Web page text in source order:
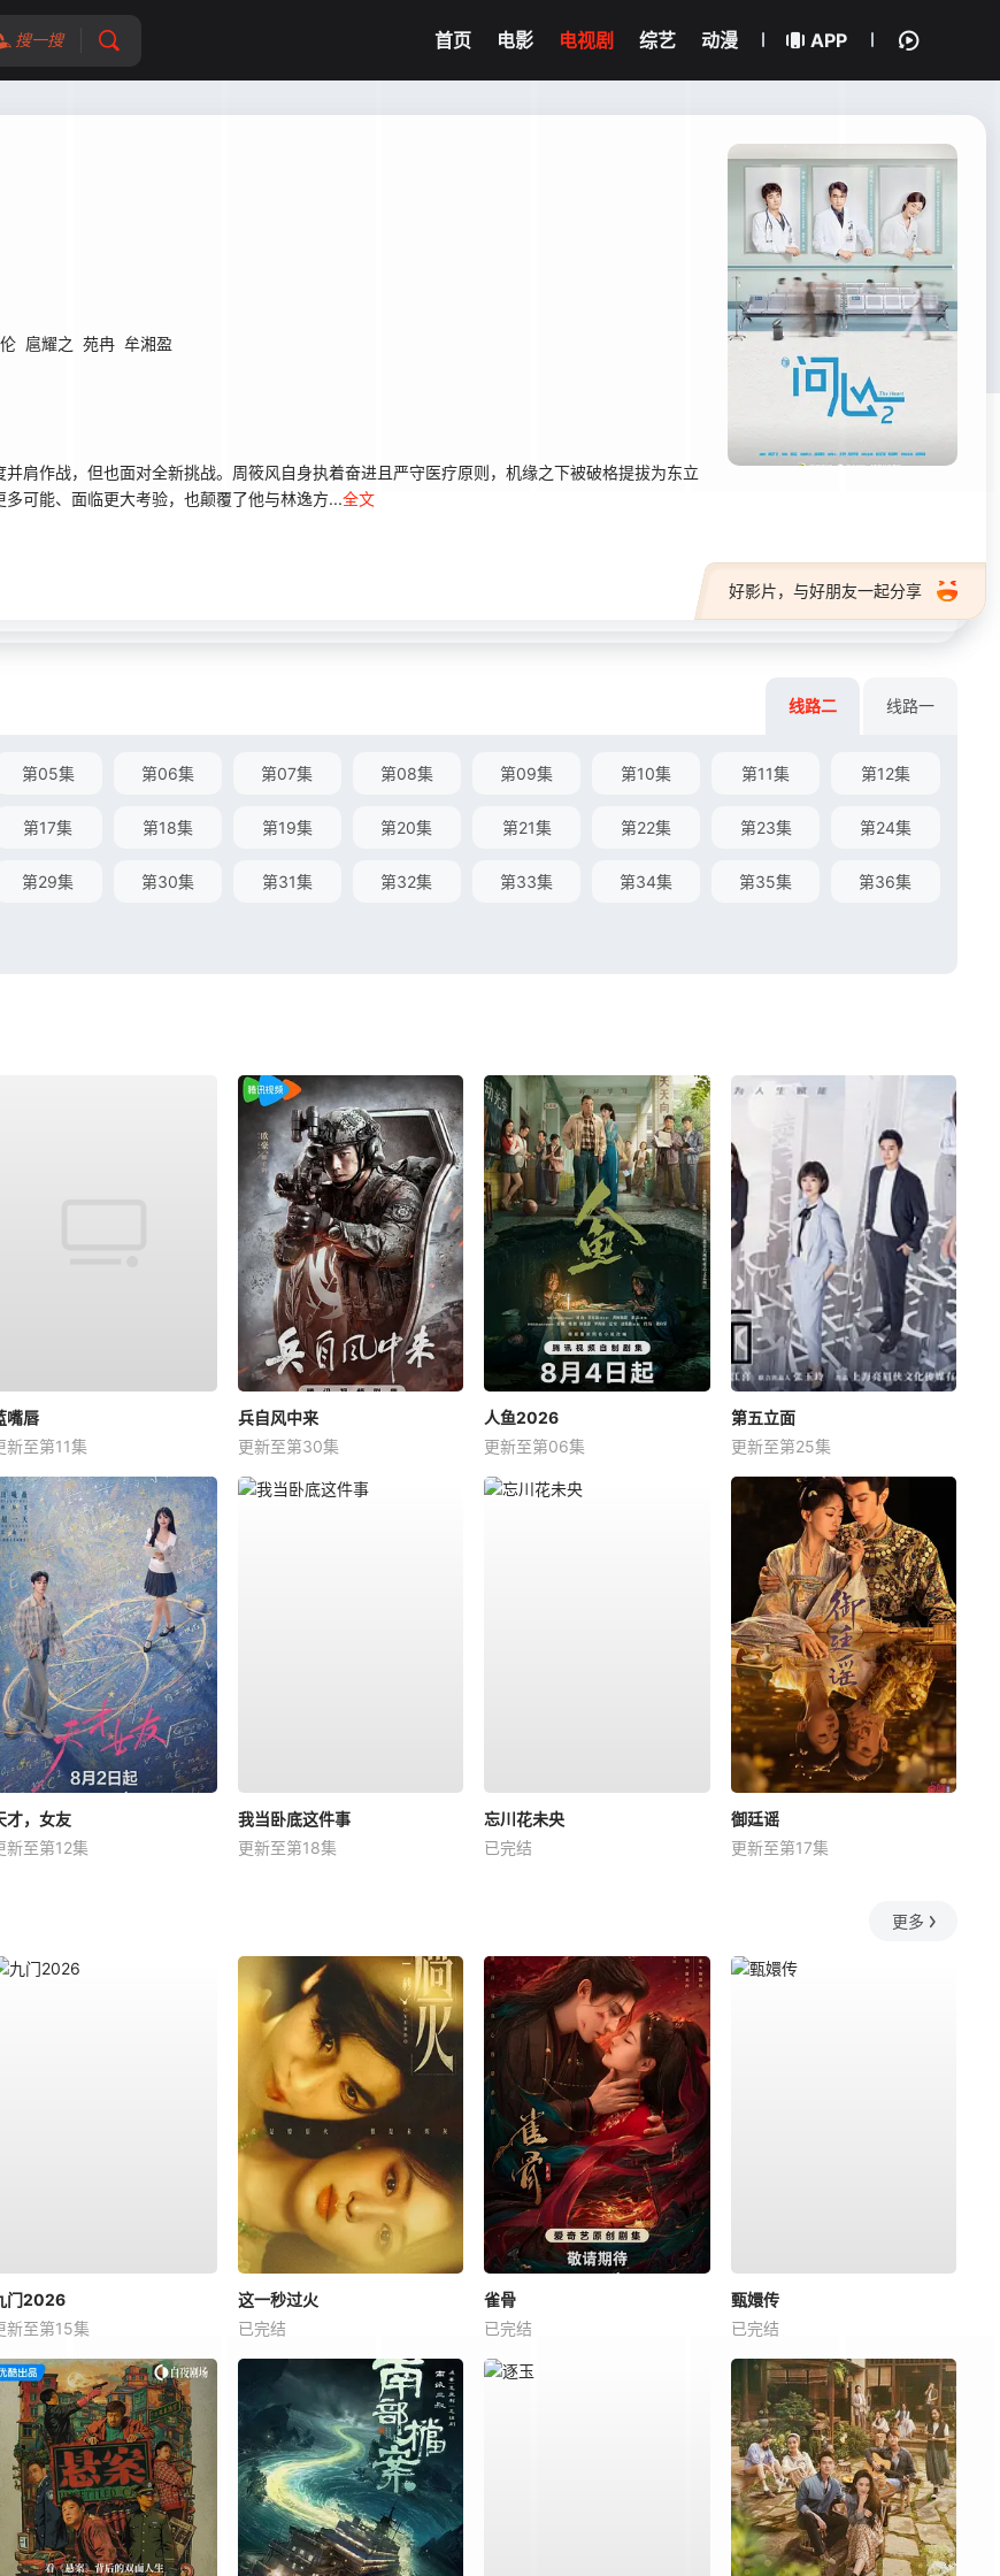
搜一搜 首页 电影 电视剧 综艺 动漫 APP
扈耀之 苑冉 牟湘盈
肩作战，但也面对全新挑战。周筱风自身执着奋进且严守医疗原则，机缘之下被破格提拔为东立
可能、面临更大考验，也颠覆了他与林逸方...全文
好影片，与好朋友一起分享
线路二 线路一
第05集 第06集 第07集 第08集 第09集 第10集 第11集 第12集
第17集 第18集 第19集 第20集 第21集 第22集 第23集 第24集
第29集 第30集 第31集 第32集 第33集 第34集 第35集 第36集
嘴唇
新至第11集
兵自风中来
更新至第30集
人鱼2026
更新至第06集
第五立面
更新至第25集
才，女友
新至第12集
我当卧底这件事
更新至第18集
忘川花未央
已完结
御廷谣
更新至第17集
更多
门2026
新至第15集
这一秒过火
已完结
雀骨
已完结
甄嬛传
已完结